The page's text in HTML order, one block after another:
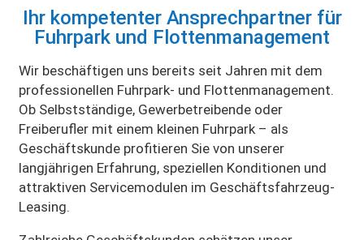
Ihr kompetenter Ansprechpartner für
Fuhrpark und Flottenmanagement
Wir beschäftigen uns bereits seit Jahren mit dem
professionellen Fuhrpark- und Flottenmanagement.
Ob Selbstständige, Gewerbetreibende oder
Freiberufler mit einem kleinen Fuhrpark – als
Geschäftskunde profitieren Sie von unserer
langjährigen Erfahrung, speziellen Konditionen und
attraktiven Servicemodulen im Geschäftsfahrzeug-
Leasing.